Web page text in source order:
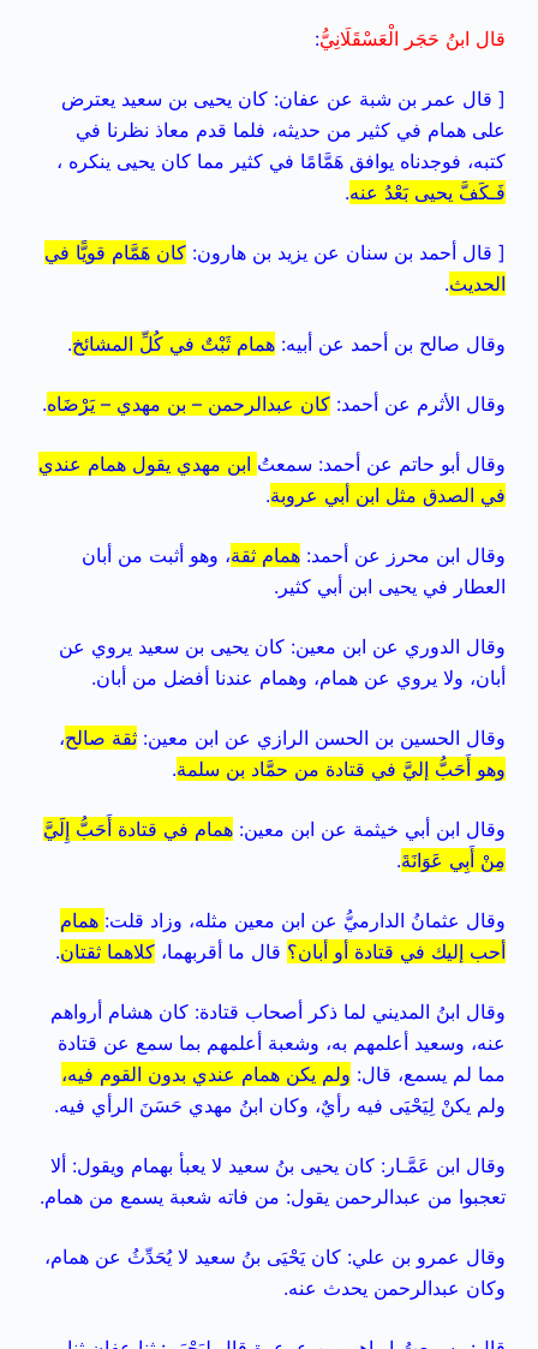
قال ابنُ حَجَر الْعَسْقَلَانِيُّ:
[ قال عمر بن شبة عن عفان: كان يحيى بن سعيد يعترض
على همام في كثير من حديثه، فلما قدم معاذ نظرنا في
كتبه، فوجدناه يوافق هَمَّامًا في كثير مما كان يحيى ينكره ،
فَـكَفَّ يحيى بَعْدُ عنه.
[ قال أحمد بن سنان عن يزيد بن هارون: كان هَمَّام قويًّا في
الحديث.
وقال صالح بن أحمد عن أبيه: همام ثَبْتٌ في كُلِّ المشائخ.
وقال الأثرم عن أحمد: كان عبدالرحمن – بن مهدي – يَرْضَاه.
وقال أبو حاتم عن أحمد: سمعتُ ابن مهدي يقول همام عندي
في الصدق مثل ابن أبي عروبة.
وقال ابن محرز عن أحمد: همام ثقة، وهو أثبت من أبان
العطار في يحيى ابن أبي كثير.
وقال الدوري عن ابن معين: كان يحيى بن سعيد يروي عن
أبان، ولا يروي عن همام، وهمام عندنا أفضل من أبان.
وقال الحسين بن الحسن الرازي عن ابن معين: ثقة صالح،
وهو أَحَبُّ إليَّ في قتادة من حمَّاد بن سلمة.
وقال ابن أبي خيثمة عن ابن معين: همام في قتادة أَحَبُّ إِلَيَّ
مِنْ أَبِي عَوَانَةَ.
وقال عثمانُ الدارميُّ عن ابن معين مثله، وزاد قلت: همام
أحب إليك في قتادة أو أبان؟ قال ما أقربهما، كلاهما ثقتان.
وقال ابنُ المديني لما ذكر أصحاب قتادة: كان هشام أرواهم
عنه، وسعيد أعلمهم به، وشعبة أعلمهم بما سمع عن قتادة
مما لم يسمع، قال: ولم يكن همام عندي بدون القوم فيه،
ولم يكنْ لِيَحْيَى فيه رأيٌ، وكان ابنُ مهدي حَسَنَ الرأي فيه.
وقال ابن عَمَّـار: كان يحيى بنُ سعيد لا يعبأ بهمام ويقول: ألا
تعجبوا من عبدالرحمن يقول: من فاته شعبة يسمع من همام.
وقال عمرو بن علي: كان يَحْيَى بنُ سعيد لا يُحَدِّثُ عن همام،
وكان عبدالرحمن يحدث عنه.